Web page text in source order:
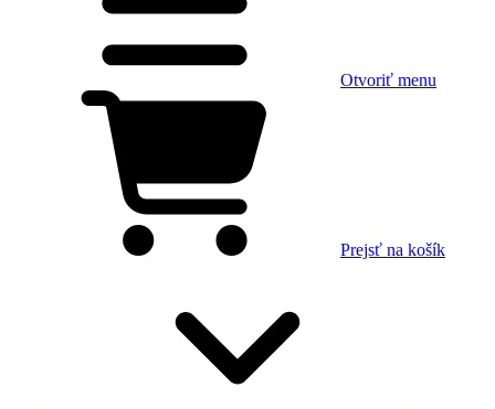
Otvoriť menu
Prejsť na košík